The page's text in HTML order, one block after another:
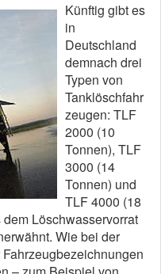
Künftig gibt es
in
Deutschland
demnach drei
Typen von
Tanklöschfahr
zeugen: TLF
2000 (10
Tonnen), TLF
3000 (14
Tonnen) und
TLF 4000 (18
Löschwasservorrat
Wie bei der